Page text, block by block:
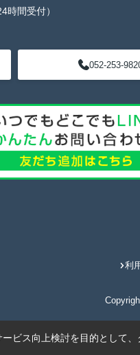
時間受付）
052-253-
利
ビス向上検討を目的として